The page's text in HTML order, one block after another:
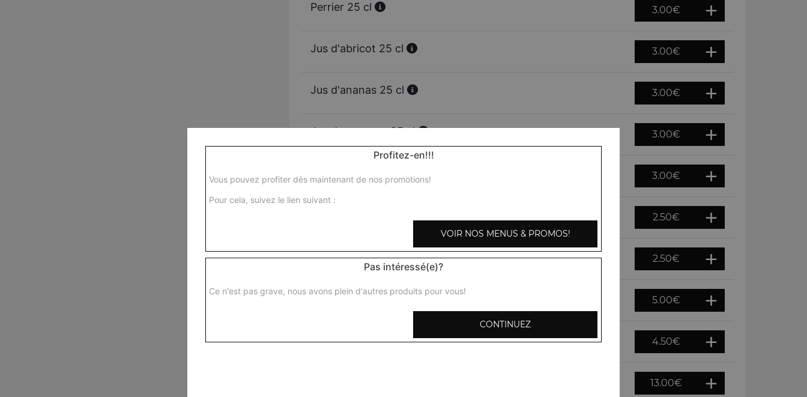
Perrier 25 cl 3.00€
Jus d'abricot 25 cl 3.00€
Jus d'ananas 25 cl 3.00€
Jus de mangue 25 cl 3.00€
3.00€
2.50€
San pellegrino 50 cl 2.50€
Bière indienne 33 cl 5.00€
4.50€
13.00€
Profitez-en!!!
Vous pouvez profiter dès maintenant de nos promotions!
Pour cela, suivez le lien suivant :
VOIR NOS MENUS & PROMOS!
Pas intéressé(e)?
Ce n'est pas grave, nous avons plein d'autres produits pour vous!
CONTINUEZ